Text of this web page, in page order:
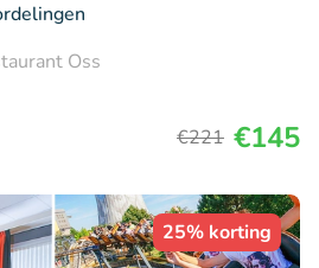
Oss
€221 €145
25% korting